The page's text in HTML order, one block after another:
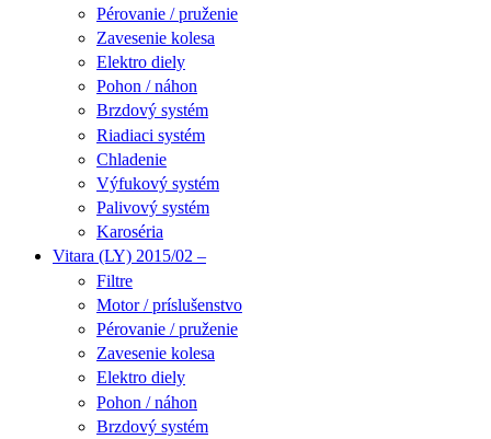
Pérovanie / pruženie
Zavesenie kolesa
Elektro diely
Pohon / náhon
Brzdový systém
Riadiaci systém
Chladenie
Výfukový systém
Palivový systém
Karoséria
Vitara (LY) 2015/02 –
Filtre
Motor / príslušenstvo
Pérovanie / pruženie
Zavesenie kolesa
Elektro diely
Pohon / náhon
Brzdový systém